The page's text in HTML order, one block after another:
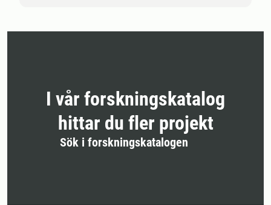
I vår forskningskatalog
hittar du fler projekt
Sök i forskningskatalogen